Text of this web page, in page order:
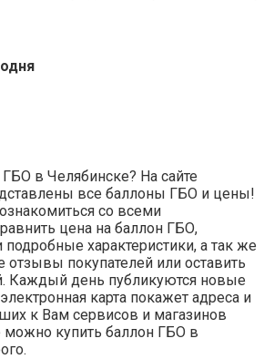
в Челябинске? На сайте
все баллоны ГБО и цены!
со всеми
цена на баллон ГБО,
характеристики, а так же
отзывы покупателей или оставить
Каждый день публикуются новые
карта покажет адреса и
к Вам сервисов и магазинов
можно купить баллон ГБО в